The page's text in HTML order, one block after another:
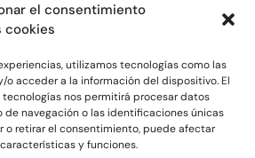
el consentimiento
cookies
utilizamos tecnologías como las
o acceder a la información del dispositivo. El
nos permitirá procesar datos
navegación o las identificaciones únicas
o retirar el consentimiento, puede afectar
y funciones.
SUI SOCIAL MEDIA